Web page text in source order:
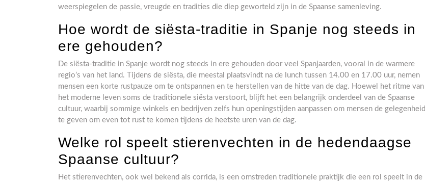
weerspiegelen de passie, vreugde en tradities die diep geworteld zijn in de Spaanse samenleving.
Hoe wordt de siësta-traditie in Spanje nog steeds in
ere gehouden?
De siësta-traditie in Spanje wordt nog steeds in ere gehouden door veel Spanjaarden, vooral in de warmere
regio’s van het land. Tijdens de siësta, die meestal plaatsvindt na de lunch tussen 14.00 en 17.00 uur, nemen
mensen een korte rustpauze om te ontspannen en te herstellen van de hitte van de dag. Hoewel het ritme van
het moderne leven soms de traditionele siësta verstoort, blijft het een belangrijk onderdeel van de Spaanse
cultuur, waarbij sommige winkels en bedrijven zelfs hun openingstijden aanpassen om mensen de gelegenheid
te geven om even tot rust te komen tijdens de heetste uren van de dag.
Welke rol speelt stierenvechten in de hedendaagse
Spaanse cultuur?
Het stierenvechten, ook wel bekend als corrida, is een omstreden traditionele praktijk die een rol speelt in de